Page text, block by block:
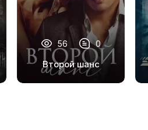
56 0
Второй шанс